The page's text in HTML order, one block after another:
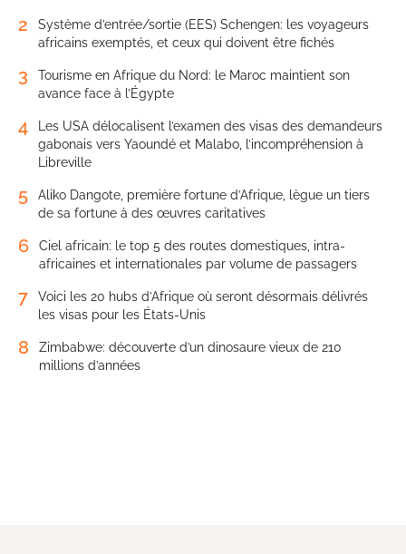
2
Système d’entrée/sortie (EES) Schengen: les voyageurs
africains exemptés, et ceux qui doivent être fichés
3
Tourisme en Afrique du Nord: le Maroc maintient son
avance face à l’Égypte
4
Les USA délocalisent l’examen des visas des demandeurs
gabonais vers Yaoundé et Malabo, l’incompréhension à
Libreville
5
Aliko Dangote, première fortune d’Afrique, lègue un tiers
de sa fortune à des œuvres caritatives
6
Ciel africain: le top 5 des routes domestiques, intra-
africaines et internationales par volume de passagers
7
Voici les 20 hubs d’Afrique où seront désormais délivrés
les visas pour les États-Unis
8
Zimbabwe: découverte d’un dinosaure vieux de 210
millions d’années